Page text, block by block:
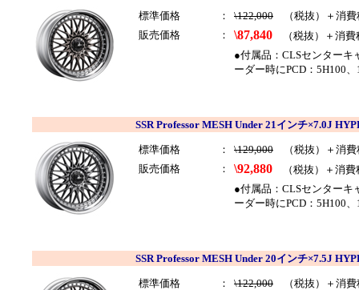
標準価格 ： \122,000 （税抜）＋消費
販売価格
： \87,840 （税抜）＋消費
●付属品：CLSセンター
ーダー時にPCD：5H100
SSR Professor MESH Under 21インチ×7.0J
標準価格 ： \129,000 （税抜）＋消費
販売価格
： \92,880 （税抜）＋消費
●付属品：CLSセンター
ーダー時にPCD：5H100
SSR Professor MESH Under 20インチ×7.5J
標準価格 ： \122,000 （税抜）＋消費